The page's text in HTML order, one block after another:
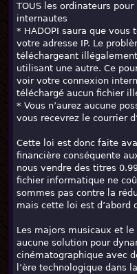
TOUS les ordinateurs
internautes
* HADOPI saura que
votre adresse IP. Le
téléchargeant
utilisant une autre. Ce
voir votre connexion
téléchargé aucun fichier
* Vous n’aurez aucune
vous recevrez le courrier
Cette loi est donc faite
financière conséquente
nous vendre des titres
fichier informatique ne
sommes pas contre la
mais cette loi est d’abord
Les majors musicaux et
aucune solution pour
cinématographique avec
l’ère technologique dans